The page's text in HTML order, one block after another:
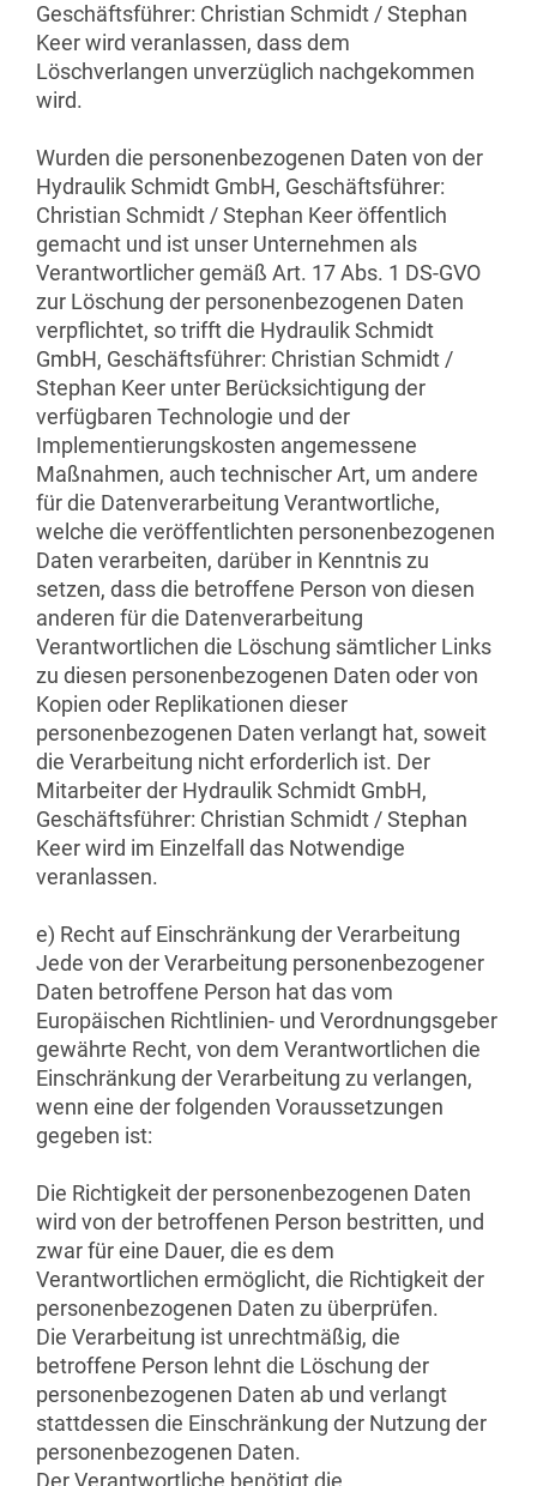
Geschäftsführer: Christian Schmidt / Stephan
Keer wird veranlassen, dass dem
Löschverlangen unverzüglich nachgekommen
wird.
Wurden die personenbezogenen Daten von der
Hydraulik Schmidt GmbH, Geschäftsführer:
Christian Schmidt / Stephan Keer öffentlich
gemacht und ist unser Unternehmen als
Verantwortlicher gemäß Art. 17 Abs. 1 DS-GVO
zur Löschung der personenbezogenen Daten
verpflichtet, so trifft die Hydraulik Schmidt
GmbH, Geschäftsführer: Christian Schmidt /
Stephan Keer unter Berücksichtigung der
verfügbaren Technologie und der
Implementierungskosten angemessene
Maßnahmen, auch technischer Art, um andere
für die Datenverarbeitung Verantwortliche,
welche die veröffentlichten personenbezogenen
Daten verarbeiten, darüber in Kenntnis zu
setzen, dass die betroffene Person von diesen
anderen für die Datenverarbeitung
Verantwortlichen die Löschung sämtlicher Links
zu diesen personenbezogenen Daten oder von
Kopien oder Replikationen dieser
personenbezogenen Daten verlangt hat, soweit
die Verarbeitung nicht erforderlich ist. Der
Mitarbeiter der Hydraulik Schmidt GmbH,
Geschäftsführer: Christian Schmidt / Stephan
Keer wird im Einzelfall das Notwendige
veranlassen.
e) Recht auf Einschränkung der Verarbeitung
Jede von der Verarbeitung personenbezogener
Daten betroffene Person hat das vom
Europäischen Richtlinien- und Verordnungsgeber
gewährte Recht, von dem Verantwortlichen die
Einschränkung der Verarbeitung zu verlangen,
wenn eine der folgenden Voraussetzungen
gegeben ist:
Die Richtigkeit der personenbezogenen Daten
wird von der betroffenen Person bestritten, und
zwar für eine Dauer, die es dem
Verantwortlichen ermöglicht, die Richtigkeit der
personenbezogenen Daten zu überprüfen.
Die Verarbeitung ist unrechtmäßig, die
betroffene Person lehnt die Löschung der
personenbezogenen Daten ab und verlangt
stattdessen die Einschränkung der Nutzung der
personenbezogenen Daten.